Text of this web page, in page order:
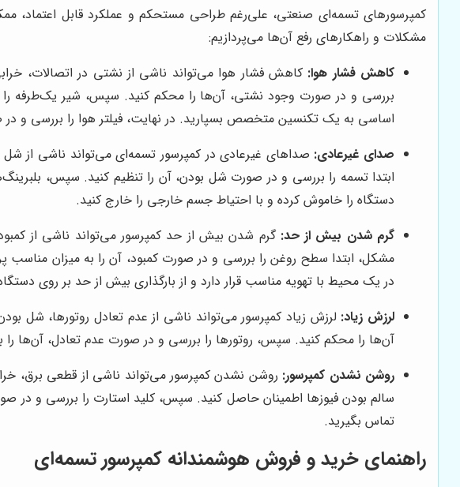
کمپرسورهای تسمه‌ای صنعتی، علی‌رغم طراحی مستحکم و عملکرد قابل اعتماد،
مشکلات و راهکارهای رفع آن‌ها می‌پردازیم:
کاهش فشار هوا: کاهش فشار هوا می‌تواند ناشی از نشتی در اتصالات،
بررسی و در صورت وجود نشتی، آن‌ها را محکم کنید. سپس، شیر یک‌طرفه را
اساسی به یک تکنسین متخصص بسپارید. در نهایت، فیلتر هوا را بررسی و در
صدای غیرعادی: صداهای غیرعادی در کمپرسور تسمه‌ای می‌تواند ناشی از
ابتدا تسمه را بررسی و در صورت شل بودن، آن را تنظیم کنید. سپس،
دستگاه را خاموش کرده و با احتیاط جسم خارجی را خارج کنید.
گرم شدن بیش از حد: گرم شدن بیش از حد کمپرسور می‌تواند ناشی از
مشکل، ابتدا سطح روغن را بررسی و در صورت کمبود، آن را به میزان
در یک محیط با تهویه مناسب قرار دارد و از بارگذاری بیش از حد بر روی
لرزش زیاد: لرزش زیاد کمپرسور می‌تواند ناشی از عدم تعادل روتورها، شل
آن‌ها را محکم کنید. سپس، روتورها را بررسی و در صورت عدم تعادل، آن‌ها
روشن نشدن کمپرسور: روشن نشدن کمپرسور می‌تواند ناشی از قطعی برق،
سالم بودن فیوزها اطمینان حاصل کنید. سپس، کلید استارت را بررسی و
تماس بگیرید.
راهنمای خرید و فروش هوشمندانه کمپرسور تسمه‌ای